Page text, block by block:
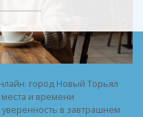
город Новый Торьял
и времени
в завтрашнем